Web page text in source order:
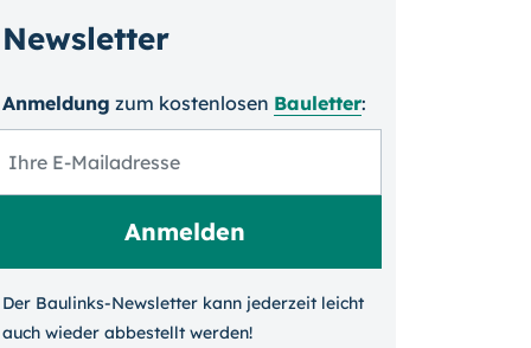
Newsletter
Anmeldung zum kosten­losen Bauletter:
Der Baulinks-Newsletter kann jeder­zeit leicht
auch wieder ab­bestellt werden!